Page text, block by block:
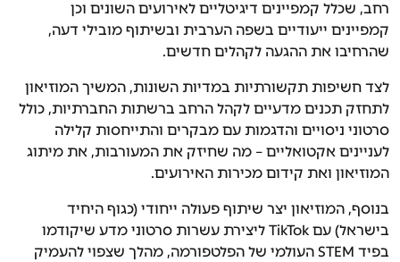
רחב, שכלל קמפיינים דיגיטליים לאירועים השונים וכן
קמפיינים ייעודיים בשפה הערבית ובשיתוף מובילי דעה,
שהרחיבו את ההגעה לקהלים חדשים.
לצד חשיפות תקשורתיות במדיות השונות, המשיך המוזיאון
לתחזק תכנים מדעיים לקהל הרחב ברשתות החברתיות, כולל
סרטוני ניסויים והדגמות עם מבקרים והתייחסות קלילה
לעניינים אקטואליים – מה שחיזק את המעורבות, את מיתוג
המוזיאון ואת קידום מכירות האירועים.
בנוסף, המוזיאון יצר שיתוף פעולה ייחודי (כגוף היחיד
בישראל) עם TikTok ליצירת עשרות סרטוני מדע שיקודמו
בפיד STEM העולמי של הפלטפורמה, מהלך שצפוי להעמיק